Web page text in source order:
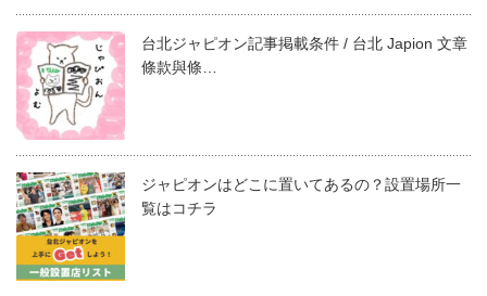
台北ジャピオン記事掲載条件 / 台北 Japion 文章
條款與條…
ジャピオンはどこに置いてあるの？設置場所一
覧はコチラ